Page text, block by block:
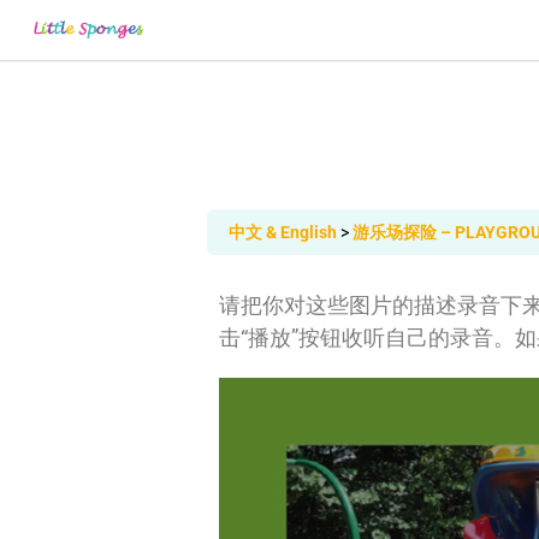
中文 & English 游乐场探险 –
请把你对这些图片的描述录音下
击“播放”按钮收听自己的录音。